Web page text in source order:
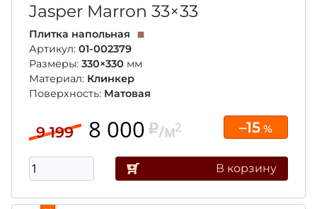
Jasper Marron 33×33
Плитка напольная
Артикул: 01-002379
Размеры: 330×330 мм
Материал: Клинкер
Поверхность: Матовая
9 199 8 000 /м2 –15 %
В корзину